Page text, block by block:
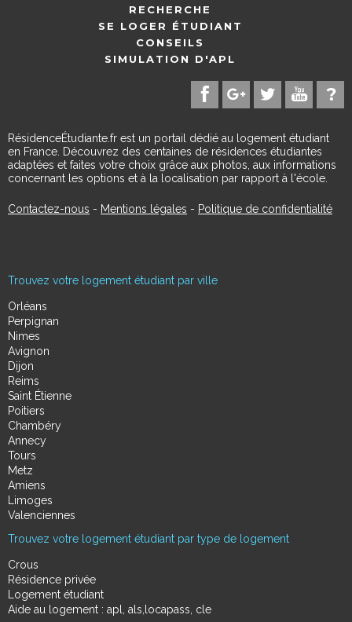
RECHERCHE
SE LOGER ÉTUDIANT
CONSEILS
SIMULATION D'APL
RésidenceÉtudiante.fr est un portail dédié au logement étudiant
en France. Découvrez des centaines de résidences étudiantes
adaptées et faites votre choix grâce aux photos, aux informations
concernant les options et à la localisation par rapport à l'école.
Contactez-nous - Mentions légales - Politique de confidentialité
Trouvez votre logement étudiant par ville
Orléans
Perpignan
Nimes
Avignon
Dijon
Reims
Saint Étienne
Poitiers
Chambéry
Annecy
Tours
Metz
Amiens
Limoges
Valenciennes
Trouvez votre logement étudiant par type de logement
Crous
Résidence privée
Logement étudiant
Aide au logement : apl, als,locapass, cle